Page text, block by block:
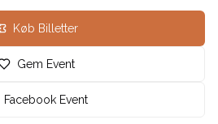
Køb Billetter
Gem Event
Facebook Event